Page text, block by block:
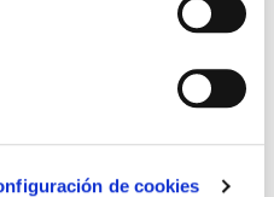
de cookies
mm exojo